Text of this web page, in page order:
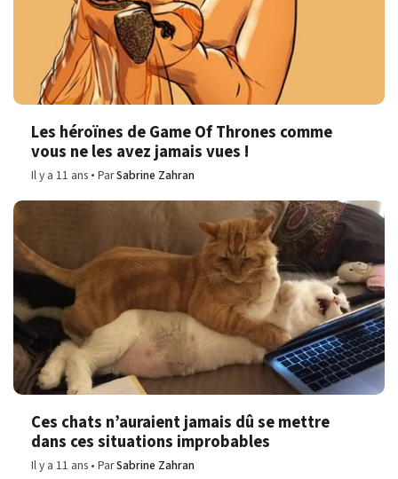
Les héroïnes de Game Of Thrones comme
vous ne les avez jamais vues !
Il y a 11 ans ParSabrine Zahran
Ces chats n’auraient jamais dû se mettre
dans ces situations improbables
Il y a 11 ans ParSabrine Zahran